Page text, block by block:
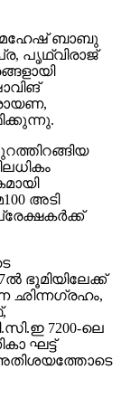
മഹേഷ് ബാബു
പൃഥ്വിരാജ്
അടി
ഭൂമിയിലേക്ക്
ഛിന്നഗ്രഹം,
7200-ലെ
ഘട്ട്